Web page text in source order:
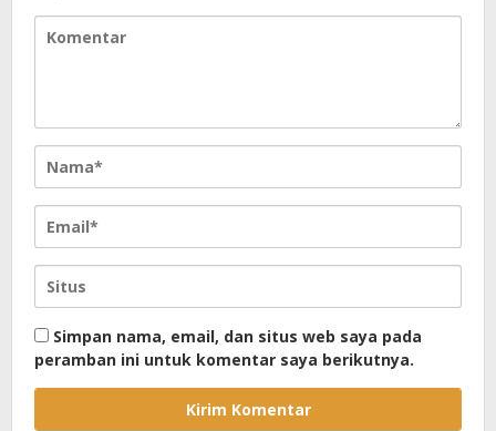
Simpan nama, email, dan situs web saya pada
peramban ini untuk komentar saya berikutnya.